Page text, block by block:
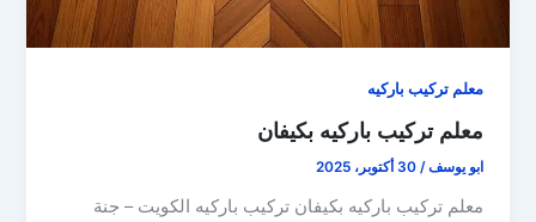
معلم تركيب باركيه
معلم تركيب باركيه بكيفان
ابو يوسف/30 أكتوبر، 2025
معلم تركيب باركيه بكيفان تركيب باركيه الكويت – جنة